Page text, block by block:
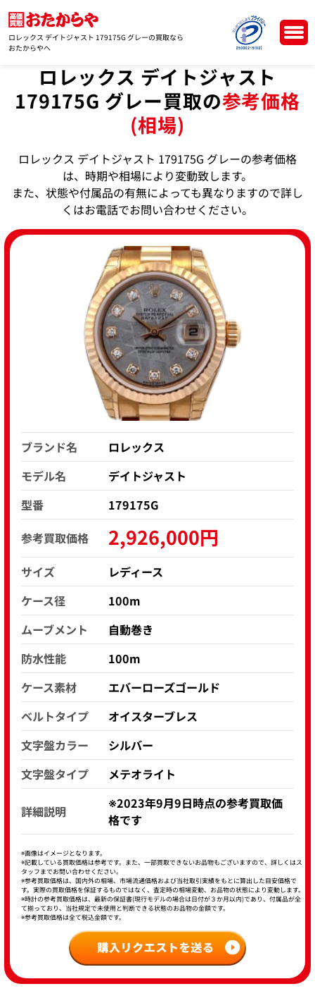
ロレックス デイトジャスト 179175G グレーの買取なら
おたからやへ
ロレックス デイトジャスト
179175G グレー買取の参考価格
(相場)
ロレックス デイトジャスト 179175G グレーの参考価格
は、時期や相場により変動致します。
また、状態や付属品の有無によっても異なりますので詳し
くはお電話でお問い合わせください。
ブランド名
ロレックス
モデル名
デイトジャスト
型番
179175G
参考買取価格
2,926,000円
サイズ
レディース
ケース径
100m
ムーブメント
自動巻き
防水性能
100m
ケース素材
エバーローズゴールド
ベルトタイプ
オイスターブレス
文字盤カラー
シルバー
文字盤タイプ
メテオライト
詳細説明
※2023年9月9日時点の参考買取価
格です
※画像はイメージとなります。
※記載している買取価格は参考です。また、一部買取できないお品物もございますので、詳しくはス
タッフまでお問い合わせください。
※参考買取価格は、国内外の相場、市場流通価格および当社取引実績をもとに算出した目安価格で
す。実際の買取価格を保証するものではなく、査定時の相場変動、お品物の状態により変動します。
※時計の参考買取価格は、最新の保証書(現行モデルの場合は日付が３か月以内)であり、付属品が全
て揃っており、当社規定で未使用と判断できる状態のお品物の金額です。
※参考買取価格は全て税込金額です。